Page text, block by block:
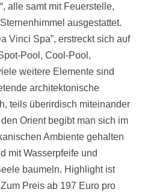
alle samt mit Feuerstelle,
ausgestattet.
Vinci Spa”, erstreckt sich auf
Pool, Cool-Pool,
weitere Elemente sind
architektonische
teils überirdisch miteinander
Orient begibt man sich im
Ambiente gehalten
mit Wasserpfeife und
baumeln. Highlight ist
Preis ab 197 Euro pro